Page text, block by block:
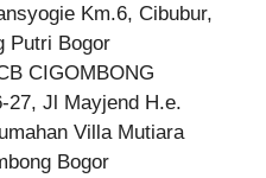
Km.6, Cibubur,
Putri Bogor
CIGOMBONG
27, Jl Mayjend H.e.
Villa Mutiara
Bogor